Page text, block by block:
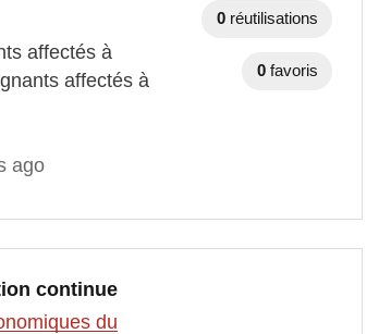
affectés à
affectés à
ago
0 réutilisations
0 favoris
continue
du